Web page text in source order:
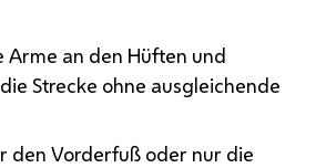
Arme an den Hüften und
Strecke ohne ausgleichende
den Vorderfuß oder nur die